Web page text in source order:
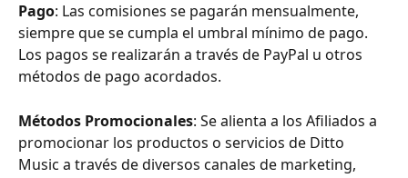
Pago: Las comisiones se pagarán mensualmente,
siempre que se cumpla el umbral mínimo de pago.
Los pagos se realizarán a través de PayPal u otros
métodos de pago acordados.
Métodos Promocionales: Se alienta a los Afiliados a
promocionar los productos o servicios de Ditto
Music a través de diversos canales de marketing,